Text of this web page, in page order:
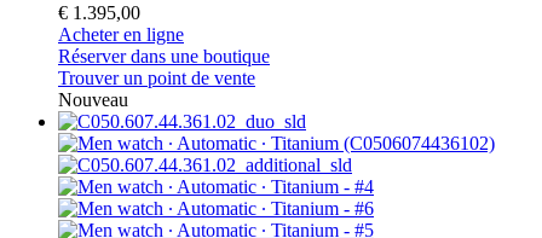
€ 1.395,00
Acheter en ligne
Réserver dans une boutique
Trouver un point de vente
Nouveau